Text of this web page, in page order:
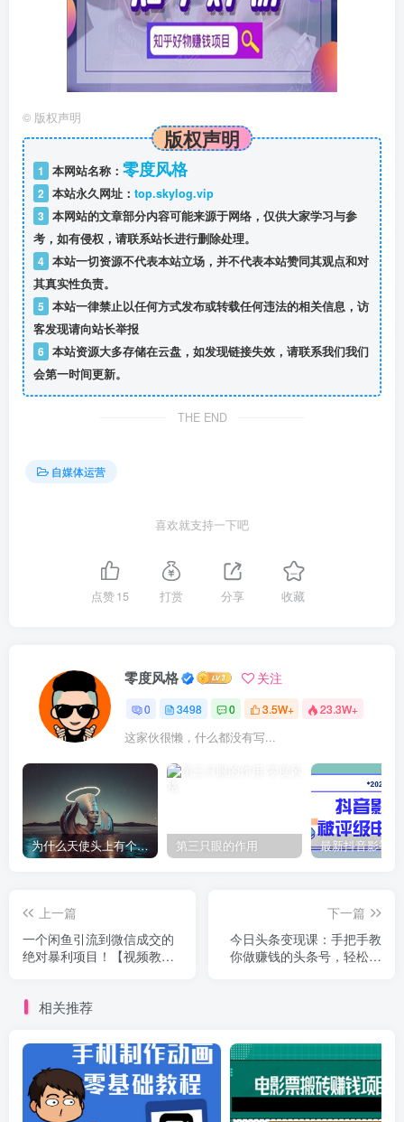
© 版权声明
版权声明
1 本网站名称： 零度风格
2 本站永久网址： top.skylog.vip
3 本网站的文章部分内容可能来源于网络，仅供大家学习与参
考，如有侵权，请联系站长进行删除处理。
4 本站一切资源不代表本站立场，并不代表本站赞同其观点和对
其真实性负责。
5 本站一律禁止以任何方式发布或转载任何违法的相关信息，访
客发现请向站长举报
6 本站资源大多存储在云盘，如发现链接失效，请联系我们我们
会第一时间更新。
THE END
自媒体运营
喜欢就支持一下吧
点赞15 打赏 分享 收藏
零度风格 关注
0 3498 0 3.5W+ 23.3W+
这家伙很懒，什么都没有写...
为什么天使头上有个圈？ 第三只眼的作用
上一篇
一个闲鱼引流到微信成交的
绝对暴利项目！【视频教
下一篇
今日头条变现课：手把手教
你做赚钱的头条号，轻松月
相关推荐